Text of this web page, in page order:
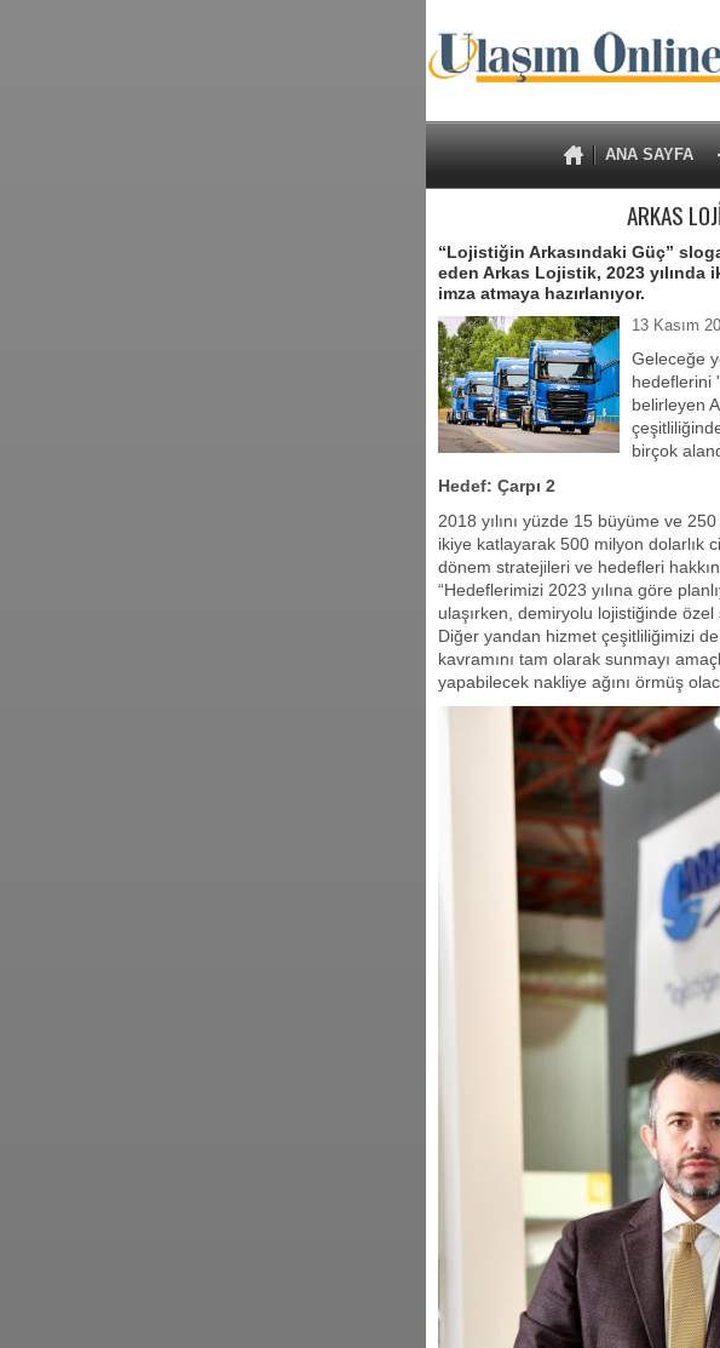
ANA SAYFA
ARKAS
“Lojistiğin Arkasındaki Güç”
eden Arkas Lojistik, 2023 yılında
imza atmaya hazırlanıyor.
13 Kasım
Geleceğe
hedeflerini
belirleyen
birçok
Hedef: Çarpı 2
2018 yılını yüzde 15 büyüme ve
ikiye katlayarak 500 milyon dolarlık
dönem stratejileri ve hedefleri
“Hedeflerimizi 2023 yılına göre
ulaşırken, demiryolu lojistiğinde özel
Diğer yandan hizmet çeşitliliğimizi
kavramını tam olarak sunmayı
yapabilecek nakliye ağını örmüş